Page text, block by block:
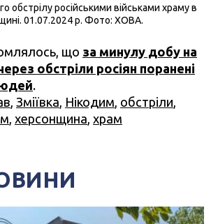
обстрілу російськими військами храму в
01.07.2024 р. Фото: ХОВА.
що за минулу добу на
обстріли росіян поранені
.
Зміївка Нікодим обстріли
херсонщина храм